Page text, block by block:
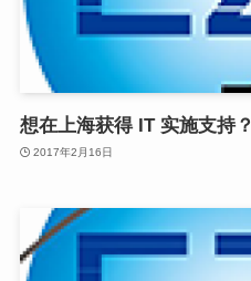
想在上海获得 IT 实施支持？
2017年2月16日